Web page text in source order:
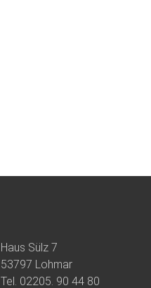
Haus Sülz 7
53797 Lohmar
Tel. 02205. 90 44 80